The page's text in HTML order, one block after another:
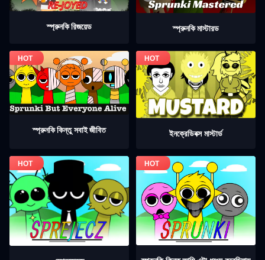
স্প্রুনকি রিজয়েড স্প্রুনকি মাস্টারড
স্প্রুনকি কিন্তু সবাই জীবিত ইনক্রেডিবক্স মাস্টার্ড